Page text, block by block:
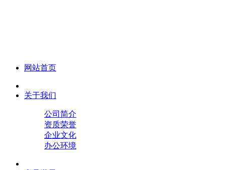
网站首页
关于我们
公司简介
资质荣誉
企业文化
办公环境